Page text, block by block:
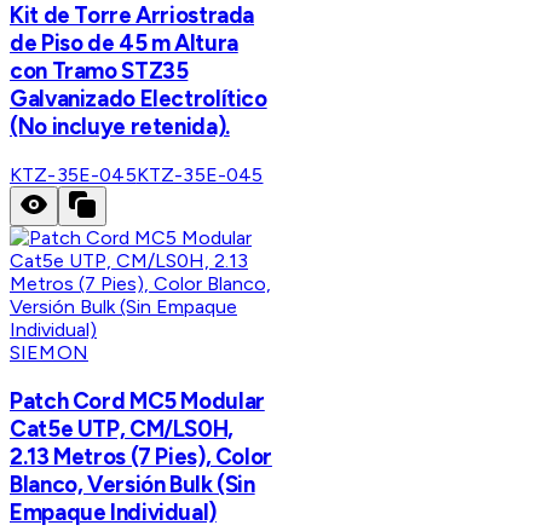
Kit de Torre Arriostrada
de Piso de 45 m Altura
con Tramo STZ35
Galvanizado Electrolítico
(No incluye retenida).
KTZ-35E-045KTZ-35E-045
SIEMON
Patch Cord MC5 Modular
Cat5e UTP, CM/LS0H,
2.13 Metros (7 Pies), Color
Blanco, Versión Bulk (Sin
Empaque Individual)